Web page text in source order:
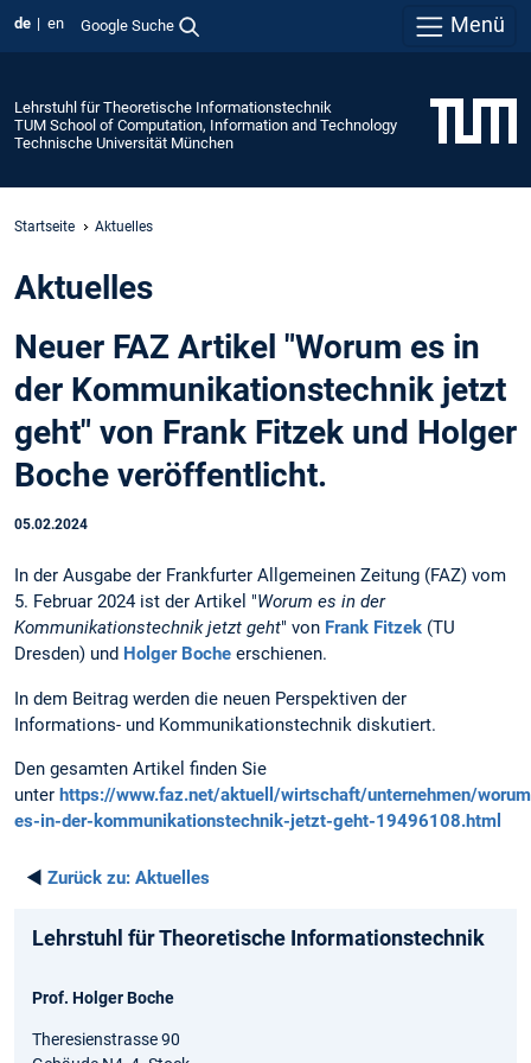
de en Google Suche Menü
Lehrstuhl für Theoretische Informationstechnik
TUM School of Computation, Information and Technology
Technische Universität München
Startseite Aktuelles
Aktuelles
Neuer FAZ Artikel "Worum es in
der Kommunikationstechnik jetzt
geht" von Frank Fitzek und Holger
Boche veröffentlicht.
05.02.2024
In der Ausgabe der Frankfurter Allgemeinen Zeitung (FAZ) vom
5. Februar 2024 ist der Artikel "Worum es in der
Kommunikationstechnik jetzt geht" von Frank Fitzek (TU
Dresden) und Holger Boche erschienen.
In dem Beitrag werden die neuen Perspektiven der
Informations- und Kommunikationstechnik diskutiert.
Den gesamten Artikel finden Sie
unter https://www.faz.net/aktuell/wirtschaft/unternehmen/
es-in-der-kommunikationstechnik-jetzt-geht-19496108.html
◄ Zurück zu: Aktuelles
Lehrstuhl für Theoretische Informationstechnik
Prof. Holger Boche
Theresienstrasse 90